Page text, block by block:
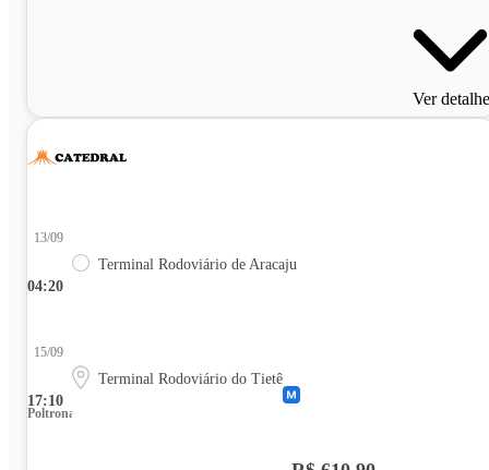
Ver
04:20
13/09
Terminal Rodoviário de Aracaju
17:10
15/09
Terminal Rodoviário do Tietê
Poltrona